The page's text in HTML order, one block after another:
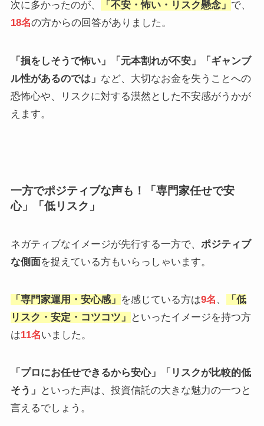
次に多かったのが、 「 不安・怖い・リスク懸念」 で、
18名の方からの回答がありました。
「損をしそうで怖い」「元本割れが不安」「ギャンブ
ル性があるのでは」 など、大切なお金を失うことへの
恐怖心や、リスクに対する漠然とした不安感がうかが
えます。
一方でポジティブな声も！「専門家任せで安
心」「低リスク」
ネガティブなイメージが先行する一方で、 ポジティブ
な側面を捉えている方もいらっしゃいます。
「 専門家運用・安心感」 を感じている方は9名 、
「低
リスク・安定・コツコツ」
といったイメージを持つ方
は11名いました。
「プロにお任せできるから安心」「リスクが比較的低
そう」
といった声は、投資信託の大きな魅力の一つと
言えるでしょう。